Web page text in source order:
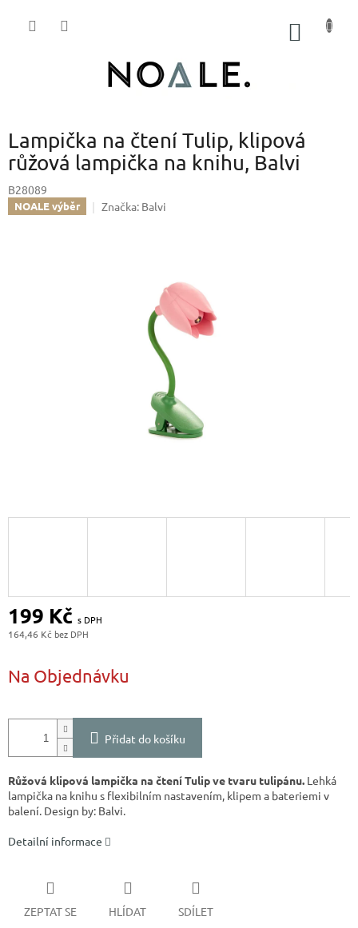
Lampička na čtení Tulip, klipová
růžová lampička na knihu, Balvi
B28089
NOALE výběr Značka: Balvi
199 Kč
164,46 Kč
cena:
Na Objednávku
Přidat do košíku
Růžová klipová lampička na čtení Tulip ve tvaru tulipánu. Lehká
lampička na knihu s flexibilním nastavením, klipem a bateriemi v
balení. Design by: Balvi.
Detailní informace
ZEPTAT SE HLÍDAT SDÍLET